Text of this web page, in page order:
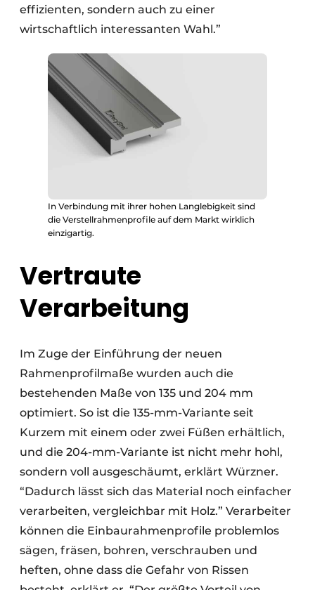
effizienten, sondern auch zu einer
wirtschaftlich interessanten Wahl.”
In Verbindung mit ihrer hohen Langlebigkeit sind
die Verstellrahmenprofile auf dem Markt wirklich
einzigartig.
Vertraute
Verarbeitung
Im Zuge der Einführung der neuen
Rahmenprofilmaße wurden auch die
bestehenden Maße von 135 und 204 mm
optimiert. So ist die 135-mm-Variante seit
Kurzem mit einem oder zwei Füßen erhältlich,
und die 204-mm-Variante ist nicht mehr hohl,
sondern voll ausgeschäumt, erklärt Würzner.
“Dadurch lässt sich das Material noch einfacher
verarbeiten, vergleichbar mit Holz.” Verarbeiter
können die Einbaurahmenprofile problemlos
sägen, fräsen, bohren, verschrauben und
heften, ohne dass die Gefahr von Rissen